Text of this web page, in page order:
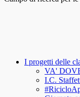
I progetti delle
VA'
I.C.